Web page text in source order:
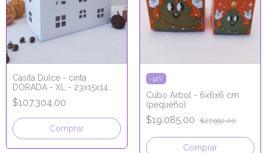
Casita Dulce - cinta
DORADA - XL - 23x15x14
cm
$107.304,00
Comprar
-32%
Cubo Árbol - 6x6x6 cm
(pequeño)
$19.085,00 $27.992,00
Comprar